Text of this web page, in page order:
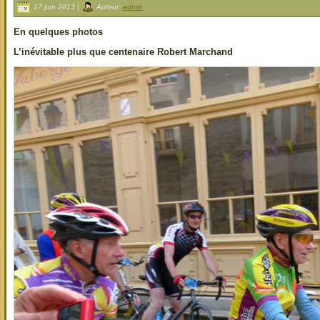
17 juin 2013 | Auteur: admin
En quelques photos
L’inévitable plus que centenaire Robert Marchand